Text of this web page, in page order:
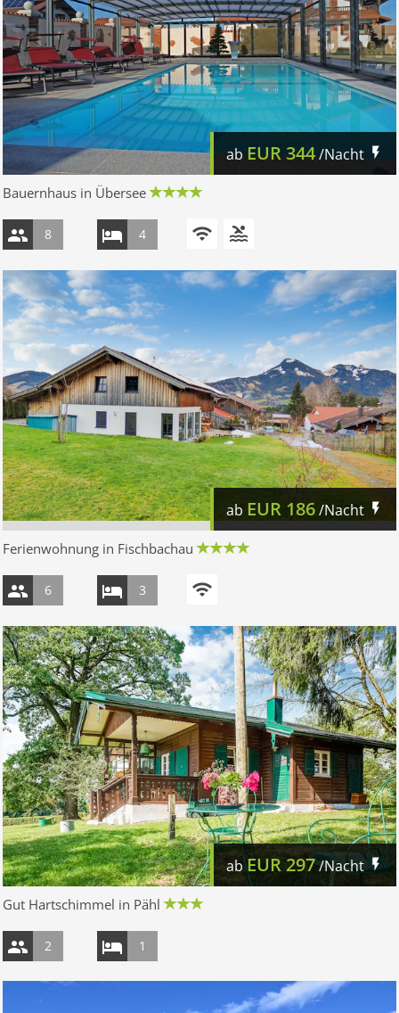
abEUR344/Nacht
Bauernhaus in Übersee
8 4
ab EUR 186/Nacht
Ferienwohnung in Fischbachau
6 3
abEUR297/Nacht
Gut Hartschimmel in Pähl
2 1